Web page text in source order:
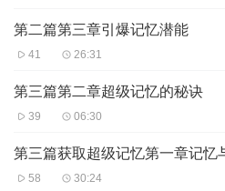
第二篇第三章引爆记忆潜能
41 26:31
第三篇第二章超级记忆的秘诀
39 06:30
第三篇获取超级记忆第一章记忆
58 30:24